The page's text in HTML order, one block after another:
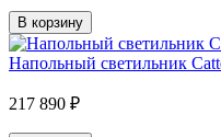
В корзину
Напольный светильник
217 890 ₽